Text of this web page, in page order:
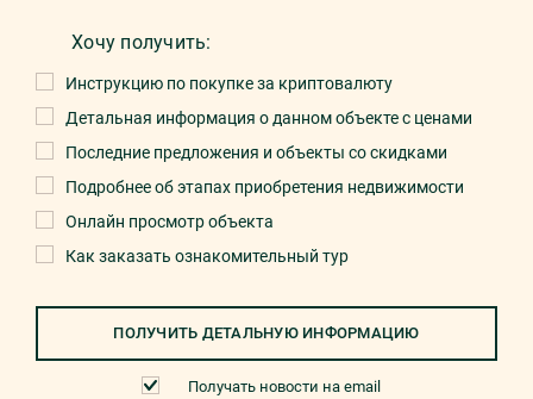
Хочу получить:
Инструкцию по покупке за криптовалюту
Детальная информация о данном объекте с ценами
Последние предложения и объекты со скидками
Подробнее об этапах приобретения недвижимости
Онлайн просмотр объекта
Как заказать ознакомительный тур
ПОЛУЧИТЬ ДЕТАЛЬНУЮ ИНФОРМАЦИЮ
Получать новости на email